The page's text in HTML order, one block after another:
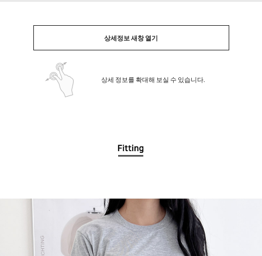
상세정보 새창 열기
상세 정보를 확대해 보실 수 있습니다.